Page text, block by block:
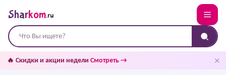
Sharkom.ru
🔥 Скидки и акции недели Смотреть → ✕